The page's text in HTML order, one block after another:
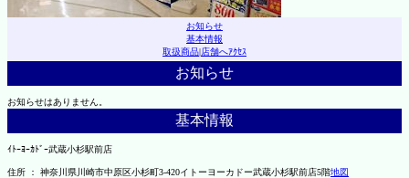
お知らせ
基本情報
取扱商品|店舗へｱｸｾｽ
お知らせ
お知らせはありません。
基本情報
ｲﾄｰﾖｰｶﾄﾞｰ武蔵小杉駅前店
住所 ： 神奈川県川崎市中原区小杉町3-420イトーヨーカドー武蔵小杉駅前店5階地図